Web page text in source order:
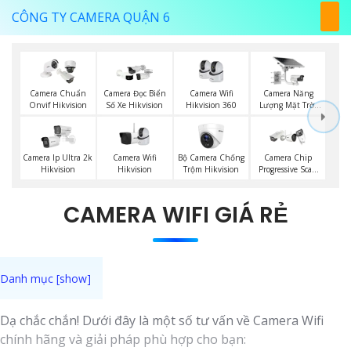
CÔNG TY CAMERA QUẬN 6
Camera Chuẩn
Onvif Hikvision
Camera Đọc Biển
Số Xe Hikvision
Camera Wifi
Hikvision 360
Camera Năng
Lượng Mặt Trời
Camera Ip Ultra 2k
Hikvision
Camera Wifi
Hikvision
Bộ Camera Chống
Trộm Hikvision
Camera Chip
Progressive Scan
CAMERA WIFI GIÁ RẺ
Dạ chắc chắn! Dưới đây là một số tư vấn về Camera Wifi
chính hãng và giải pháp phù hợp cho bạn: